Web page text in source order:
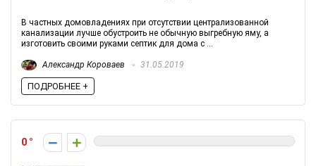
В частных домовладениях при отсутствии централизованной
канализации лучше обустроить не обычную выгребную яму, а
изготовить своими руками септик для дома с ...
Александр Короваев 31.05.2019
ПОДРОБНЕЕ +
0